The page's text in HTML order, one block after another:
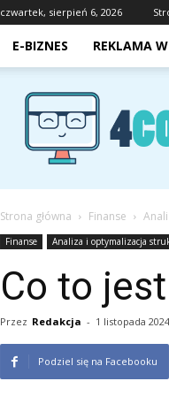
czwartek, sierpień 6, 2026
E-BIZNES REKLAMA
4core.pl
Strona główna Finanse
Finanse Analiza i optymalizacja
Co to
Przez Redakcja - 1 listopada 2024
Podziel się na Facebooku